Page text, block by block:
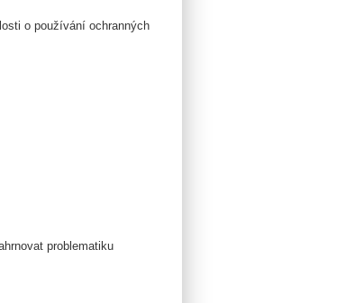
o používání ochranných
problematiku